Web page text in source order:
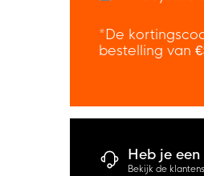
*De
bestelling van
Heb je
Bekijk de